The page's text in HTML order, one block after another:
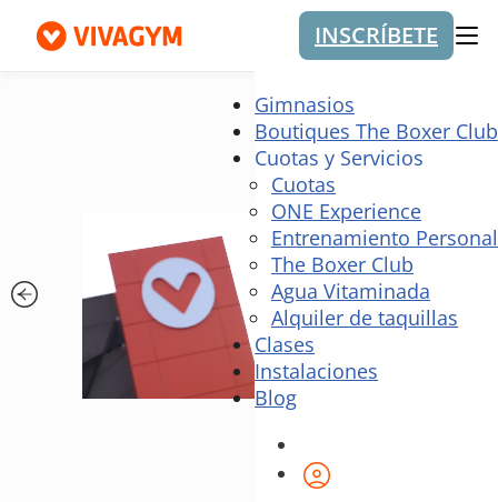
INSCRÍBETE
Gimnasios
Boutiques The Boxer Club
Cuotas y Servicios
Cuotas
ONE Experience
Entrenamiento Personal
The Boxer Club
Agua Vitaminada
Alquiler de taquillas
Clases
Instalaciones
Blog